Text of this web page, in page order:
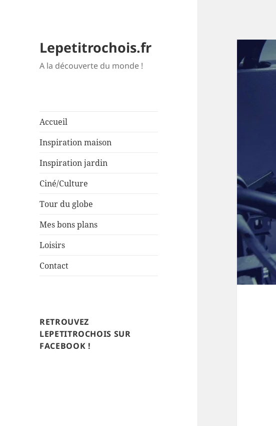
Lepetitrochois.fr
A la découverte du monde !
Accueil
Inspiration maison
Inspiration jardin
Ciné/Culture
Tour du globe
Mes bons plans
Loisirs
Contact
RETROUVEZ
LEPETITROCHOIS SUR
FACEBOOK !